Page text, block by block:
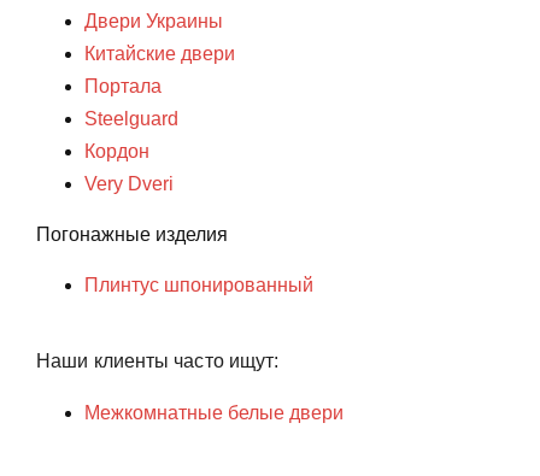
Двери Украины
Китайские двери
Портала
Steelguard
Кордон
Very Dveri
Погонажные изделия
Плинтус шпонированный
Наши клиенты часто ищут:
Межкомнатные белые двери